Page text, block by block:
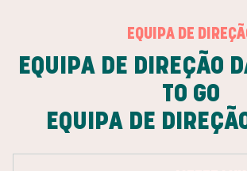
EQUIPA DE
EQUIPA DE DIREÇÃO
TO GO
EQUIPA DE